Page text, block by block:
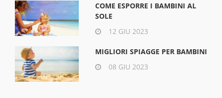
COME ESPORRE I BAMBINI AL
SOLE
12 GIU 2023
MIGLIORI SPIAGGE PER BAMBINI
08 GIU 2023